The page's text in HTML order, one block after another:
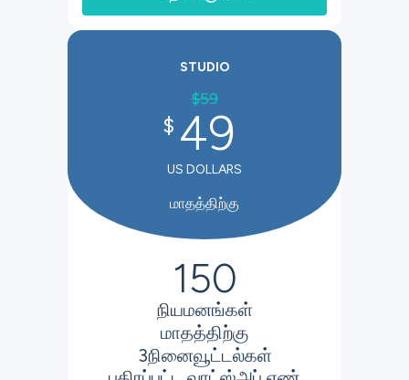
STUDIO
$59
$ 49
US DOLLARS
மாதத்திற்கு
150
நியமனங்கள்
மாதத்திற்கு
3நினைவூட்டல்கள்